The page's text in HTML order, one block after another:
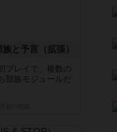
と予言（拡張）
プレイで、複数の
部族モジュールだ